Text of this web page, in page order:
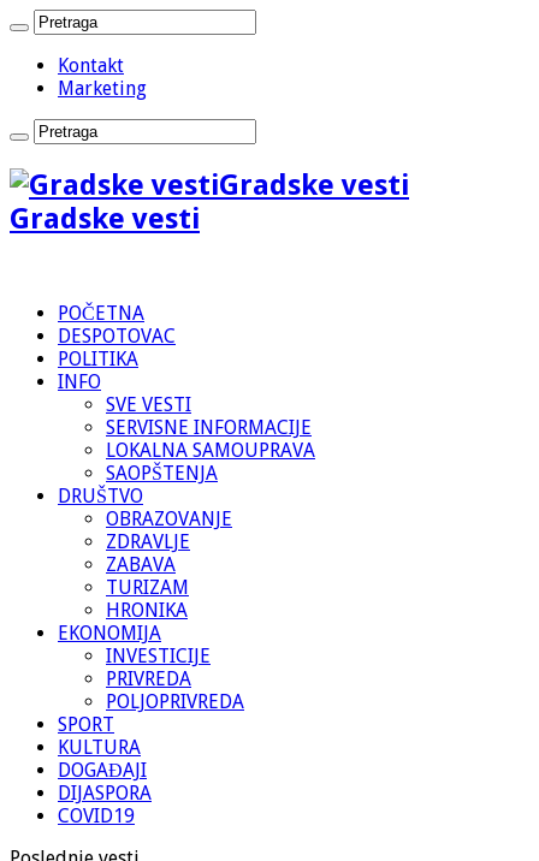
Kontakt
Marketing
Gradske vesti
Gradske vesti
POČETNA
DESPOTOVAC
POLITIKA
INFO
SVE VESTI
SERVISNE INFORMACIJE
LOKALNA SAMOUPRAVA
SAOPŠTENJA
DRUŠTVO
OBRAZOVANJE
ZDRAVLJE
ZABAVA
TURIZAM
HRONIKA
EKONOMIJA
INVESTICIJE
PRIVREDA
POLJOPRIVREDA
SPORT
KULTURA
DOGAĐAJI
DIJASPORA
COVID19